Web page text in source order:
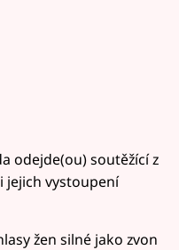
odejde(ou) soutěžící z
jejich vystoupení
žen silné jako zvon